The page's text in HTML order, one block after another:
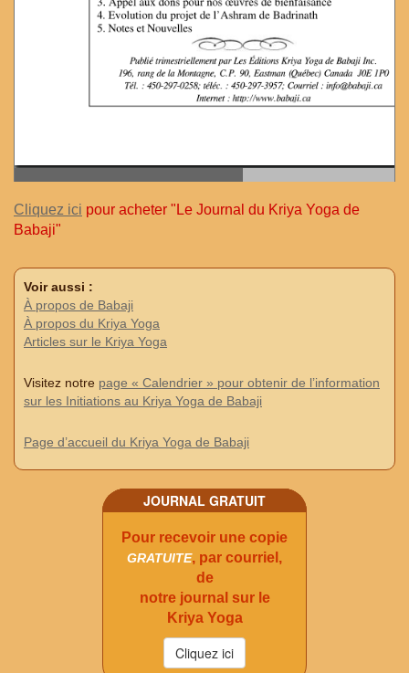
Cliquez ici pour acheter "Le Journal du Kriya Yoga de
Babaji"
Voir aussi :
À propos de Babaji
À propos du Kriya Yoga
Articles sur le Kriya Yoga
Visitez notre page « Calendrier » pour obtenir de l’information
sur les Initiations au Kriya Yoga de Babaji
Page d’accueil du Kriya Yoga de Babaji
JOURNAL GRATUIT
Pour recevoir une copie
GRATUITE, par courriel,
de
notre journal sur le
Kriya Yoga